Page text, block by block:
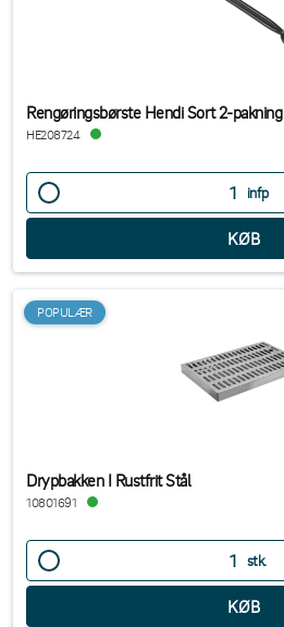
Rengøringsbørste Hendi Sort 2-pakning
HE208724
infp
POPULÆR
Drypbakken I Rustfrit Stål
10801691
stk.